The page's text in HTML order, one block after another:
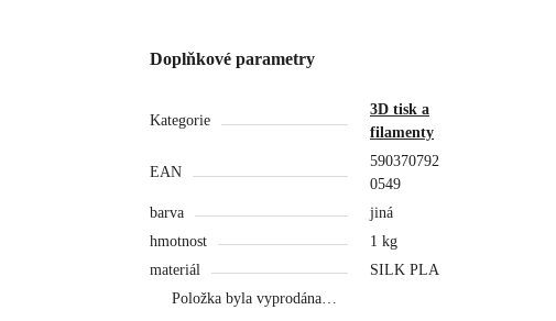
Doplňkové parametry
Kategorie
3D tisk a
filamenty
EAN
590370792
0549
barva
jiná
hmotnost
1 kg
materiál
SILK PLA
Položka byla vyprodána…